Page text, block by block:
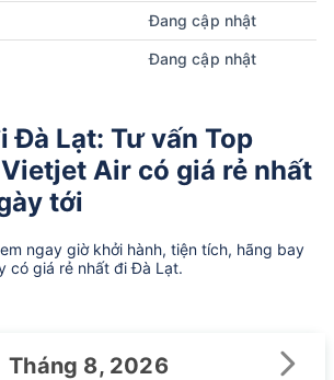
Đang cập nhật
Đang cập nhật
Đà Lạt: Tư vấn Top
Air có giá rẻ nhất
tới
ngay giờ khởi hành, tiện tích, hãng bay
có giá rẻ nhất đi Đà Lạt.
Tháng 8, 2026